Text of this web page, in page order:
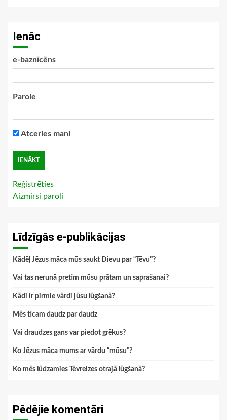
Ienāc
e-baznīcēns
Parole
Atceries mani
Reģistrēties
Aizmirsi paroli
Līdzīgās e-publikācijas
Kādēļ Jēzus māca mūs saukt Dievu par “Tēvu”?
Vai tas nerunā pretim mūsu prātam un saprašanai?
Kādi ir pirmie vārdi jūsu lūgšanā?
Mēs ticam daudz par daudz
Vai draudzes gans var piedot grēkus?
Ko Jēzus māca mums ar vārdu “mūsu”?
Ko mēs lūdzamies Tēvreizes otrajā lūgšanā?
Pēdējie komentāri